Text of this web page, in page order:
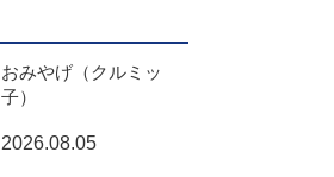
おみやげ（クルミッ
子）
2026.08.05